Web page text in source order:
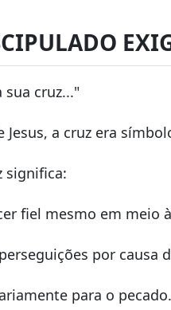
sua cruz..."
Jesus, a cruz era
significa:
fiel mesmo em meio
por causa
para o pecado.